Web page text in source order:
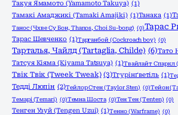
Такуя Ямамото (Yamamoto Takuya) (1)
Тамакі Амаджикі (Tamaki Amajiki) (1)Танака (1)
Танос (Чхве Су Бон, Thanos, Choi Su-bong) (0)Тарас
Тарас Шевченко (1)Тарганбой (Cockroach boy) (0)
Тарталья, Чайлд (Tartaglia, Childe) (6)Тато
Татсуя Кіяма (Kiyama Tatsuya) (1)Твайлайт Спаркл
Твік Твік (Tweek Tweak) (3)Тгурінґветіль (1)
Тедді Люпін (2)Тейлор Стен (Taylor Sten) (0)Тейон
Темарі (Temari) (0)Темна Шоста (0)Тен Тен (Tenten) (0)
Тенген Узуй (Tengen Uzui) (1)Тенно (Warframe) (0)